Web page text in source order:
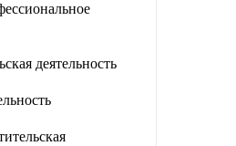
деятельность